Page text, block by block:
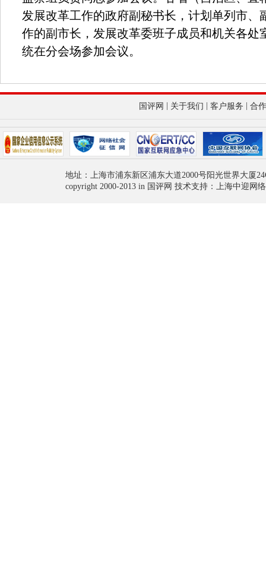
发展改革工作的政府副秘书长，计划单列市、
作的副市长，发展改革委班子成员和机关各处
统在分会场参加会议。
国评网 关于我们 客户服务 合
地址：上海市浦东新区浦东大道2000号阳光世界大厦
copyright 2000-2013 in 国评网 技术支持：上海中迎